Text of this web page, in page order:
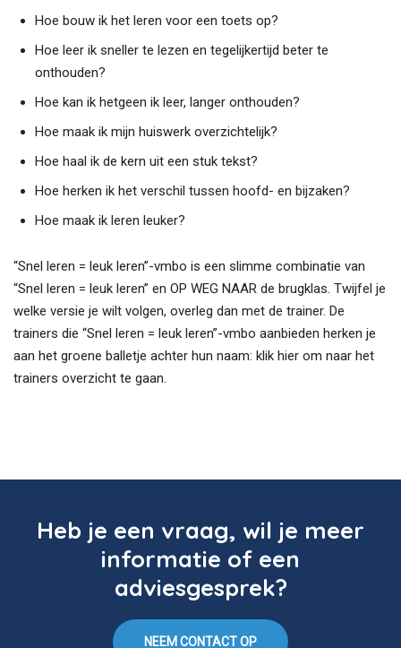
Hoe bouw ik het leren voor een toets op?
Hoe leer ik sneller te lezen en tegelijkertijd beter te
onthouden?
Hoe kan ik hetgeen ik leer, langer onthouden?
Hoe maak ik mijn huiswerk overzichtelijk?
Hoe haal ik de kern uit een stuk tekst?
Hoe herken ik het verschil tussen hoofd- en bijzaken?
Hoe maak ik leren leuker?
“Snel leren = leuk leren”-vmbo is een slimme combinatie van
“Snel leren = leuk leren” en OP WEG NAAR de brugklas. Twijfel je
welke versie je wilt volgen, overleg dan met de trainer. De
trainers die “Snel leren = leuk leren”-vmbo aanbieden herken je
aan het groene balletje achter hun naam: klik hier om naar het
trainers overzicht te gaan.
Heb je een vraag, wil je meer
informatie of een
adviesgesprek?
NEEM CONTACT OP